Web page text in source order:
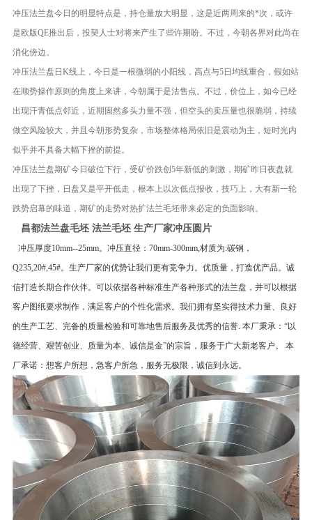
冲压法兰盘今日的明显特点是，持仓量放大明显，这是近两周来的*次，或许
是欧版QE推出后，投契人士对将来产生了些许期盼。不过，今朝各界对此尚在
消化傍边。
冲压法兰盘日K线上，今日是一根微弱的小阳线，高点与5日均线重合，假如站
在顺势操作原则的角度上来讲，今朝属于是沽售点。不过，价位上，如今已经
出现汗青低点邻近，近期固然多头力量不强，但空头的卖压量也很脆弱，持续
做空风险较大，并且今朝形势复杂，市场整体格局依旧是震动为主，短时光内
似乎并不具备大幅下挫的前提。
冲压法兰盘期矿今日破位下行，受矿价跌创5年新低的刺激，期矿昨日夜盘就
出现了下挫，日盘又是平开低走，根本上以次低点报收，技巧上，大有新一轮
跌势启幕的味道，期矿的走势对热扩法兰毛坯带来必定的负面影响。
昌都法兰盘毛坯 法兰毛坯 生产厂家冲压圆片
冲压厚度10mm--25mm。冲压直径：70mm-300mm,材质为:碳钢，
Q235,20#,45#。生产厂家的优势让我们更有竞争力。优质量，打造优产品。诚
信打造长期合作伙伴。可以依据各种标准生产各种形式的法兰盘，并可以根据
客户图纸要求制作，满足客户的个性化需求。我们拥有坚实得技术力量、良好
的生产工艺、完备的质量检验和可靠地售后服务及优秀的信誉. 本厂秉承：“以
德经营、艰苦创业、质量为本、诚信是金”的宗旨，服务于广大新老客户。 本
厂承诺：想客户所想，急客户所急，服务无极限，诚信到永远。